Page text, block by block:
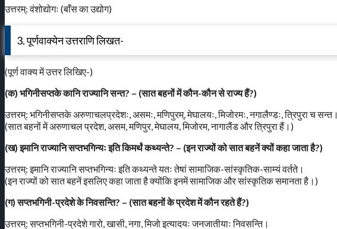
उत्तरम्: वंशोद्योगः (बाँस का उद्योग)
3. पूर्णवाक्येन उत्तराणि लिखत-
(पूर्ण वाक्य में उत्तर लिखिए-)
(क) भगिनीसप्तके कानि राज्यानि सन्त? – (सात बहनों में कौन-कौन से राज्य हैं?)
उत्तरम्: भगिनीसप्तके अरुणाचलप्रदेशः, असमः, मणिपुरम्, मेघालयः, मिजोरमः, नगालैण्डः, त्रिपुरा च सन्त।
(सात बहनों में अरुणाचल प्रदेश, असम, मणिपुर, मेघालय, मिजोरम, नागालैंड और त्रिपुरा हैं।)
(ख) इमानि राज्यानि सप्तभगिन्यः इति किमर्थं कथ्यन्ते? – (इन राज्यों को सात बहनें क्यों कहा जाता है?)
उत्तरम्: इमानि राज्यानि सप्तभगिन्यः इति कथ्यन्ते यतः तेषां सामाजिक-सांस्कृतिक-साम्यं वर्तते।
(इन राज्यों को सात बहनें इसलिए कहा जाता है क्योंकि इनमें सामाजिक और सांस्कृतिक समानता है।)
(ग) सप्तभगिनी-प्रदेशे के निवसन्ति? – (सात बहनों के प्रदेश में कौन रहते हैं?)
उत्तरम्: सप्तभगिनी-प्रदेशे गारो, खासी, नगा, मिजो इत्यादयः जनजातीयाः निवसन्ति।